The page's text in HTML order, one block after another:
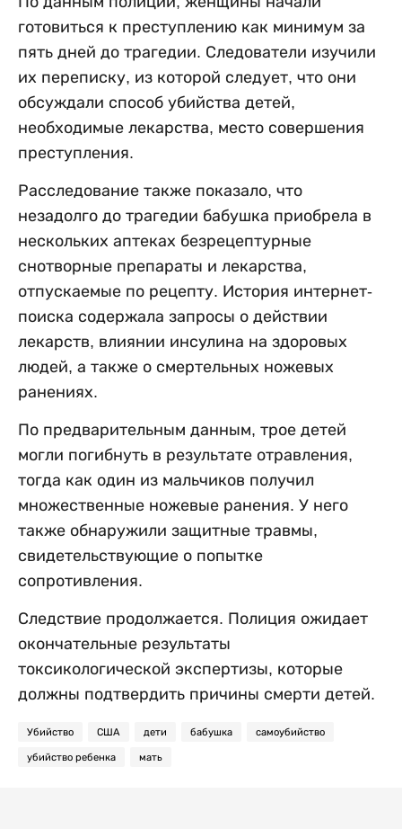
готовиться к преступлению как минимум за
пять дней до трагедии. Следователи изучили
их переписку, из которой следует, что они
обсуждали способ убийства детей,
необходимые лекарства, место совершения
преступления.
Расследование также показало, что
незадолго до трагедии бабушка приобрела в
нескольких аптеках безрецептурные
снотворные препараты и лекарства,
отпускаемые по рецепту. История интернет-
поиска содержала запросы о действии
лекарств, влиянии инсулина на здоровых
людей, а также о смертельных ножевых
ранениях.
По предварительным данным, трое детей
могли погибнуть в результате отравления,
тогда как один из мальчиков получил
множественные ножевые ранения. У него
также обнаружили защитные травмы,
свидетельствующие о попытке
сопротивления.
Следствие продолжается. Полиция ожидает
окончательные результаты
токсикологической экспертизы, которые
должны подтвердить причины смерти детей.
Убийство США дети бабушка самоубийство
убийство ребенка мать